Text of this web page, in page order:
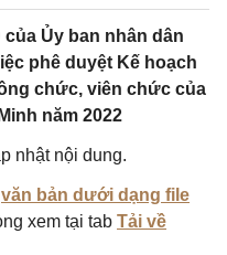
Ủy ban nhân dân
phê duyệt Kế hoạch
chức, viên chức của
năm 2022
nhật nội dung.
văn bản dưới dạng file
xem tại tab Tải về